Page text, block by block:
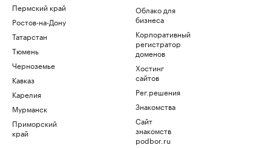
Пермский край
Ростов-на-Дону
Татарстан
Тюмень
Черноземье
Кавказ
Карелия
Мурманск
Приморский
край
Облако для
бизнеса
Корпоративный
регистратор
доменов
Хостинг
сайтов
Рег.решения
Знакомства
Сайт
знакомств
podbor.ru